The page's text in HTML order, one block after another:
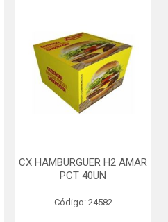
CX HAMBURGUER H2 AMAR
PCT 40UN
Código: 24582